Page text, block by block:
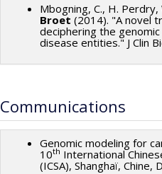
Mbogning, C., H. Perdry,
Broet (2014). "A novel
deciphering the
disease entities." J Clin
Communications
Genomic modeling for
10th International
(ICSA), Shanghaï, Chine,